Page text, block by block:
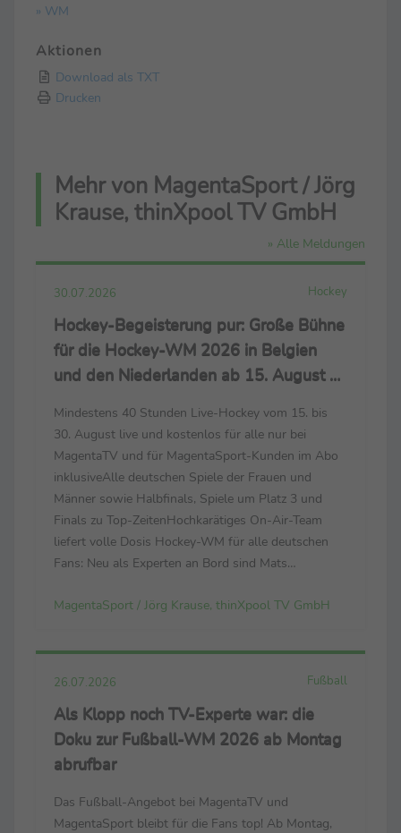
» WM
Aktionen
Download als TXT
Drucken
Mehr von MagentaSport / Jörg
Krause, thinXpool TV GmbH
» Alle Meldungen
30.07.2026 Hockey
Hockey-Begeisterung pur: Große Bühne
für die Hockey-WM 2026 in Belgien
und den Niederlanden ab 15. August –
MagentaTV
Mindestens 40 Stunden Live-Hockey vom 15. bis
30. August live und kostenlos für alle nur bei
MagentaTV und für MagentaSport-Kunden im Abo
inklusiveAlle deutschen Spiele der Frauen und
Männer sowie Halbfinals, Spiele um Platz 3 und
Finals zu Top-ZeitenHochkarätiges On-Air-Team
liefert volle Dosis Hockey-WM für alle deutschen
Fans: Neu als Experten an Bord sind Mats
Leistungsträger ihrer Nationalteams Der
MagentaSport / Jörg Krause, thinXpool TV GmbH
26.07.2026 Fußball
Als Klopp noch TV-Experte war: die
Doku zur Fußball-WM 2026 ab Montag
abrufbar
Das Fußball-Angebot bei MagentaTV und
MagentaSport bleibt für die Fans top! Ab Montag,